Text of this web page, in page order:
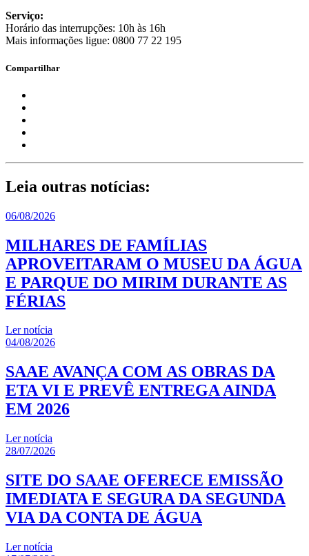
Serviço:
Horário das interrupções: 10h às 16h
Mais informações ligue: 0800 77 22 195
Compartilhar
Leia outras notícias:
06/08/2026
MILHARES DE FAMÍLIAS
APROVEITARAM O MUSEU DA ÁGUA
E PARQUE DO MIRIM DURANTE AS
FÉRIAS
Ler notícia
04/08/2026
SAAE AVANÇA COM AS OBRAS DA
ETA VI E PREVÊ ENTREGA AINDA
EM 2026
Ler notícia
28/07/2026
SITE DO SAAE OFERECE EMISSÃO
IMEDIATA E SEGURA DA SEGUNDA
VIA DA CONTA DE ÁGUA
Ler notícia